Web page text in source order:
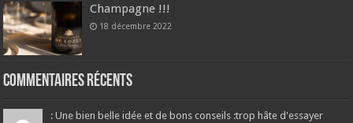
Champagne !!!
18 décembre 2022
Commentaires récents
: Une bien belle idée et de bons conseils :trop hâte d'essayer